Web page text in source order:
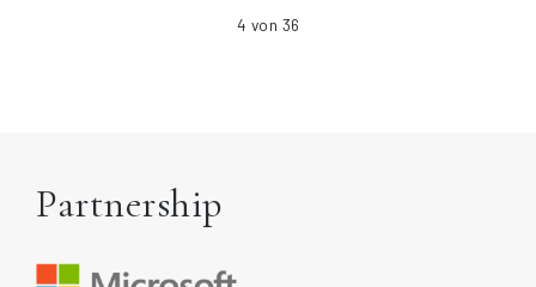
4 von 36
Partnership